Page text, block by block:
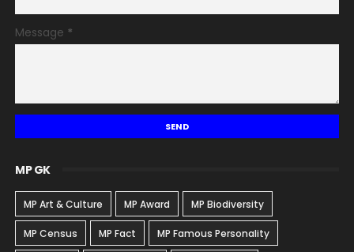
Message *
MP GK
MP Art & Culture MP Award MP Biodiversity
MP Census MP Fact MP Famous Personality